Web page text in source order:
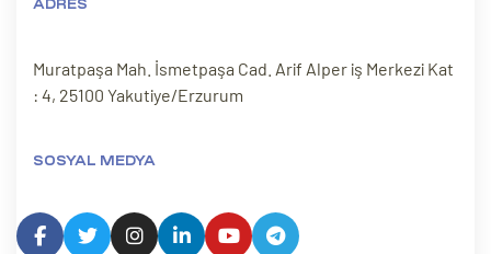
ADRES
Muratpaşa Mah. İsmetpaşa Cad. Arif Alper iş Merkezi Kat
: 4, 25100 Yakutiye/Erzurum
SOSYAL MEDYA